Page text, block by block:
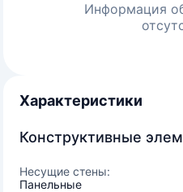
Информация
Характеристики
Конструктивные
Несущие стены:
Панельные